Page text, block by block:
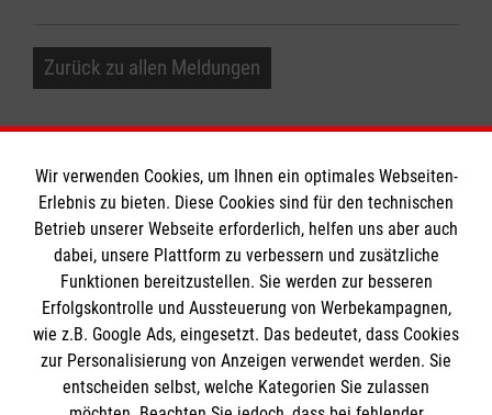
Zurück zu allen Meldungen
Informationen
Impressum
Datenschutz
Barrierefreiheit
Kontakt
Die Malteser
Wir verwenden Cookies, um Ihnen ein optimales Webseiten-
Erlebnis zu bieten. Diese Cookies sind für den technischen
Betrieb unserer Webseite erforderlich, helfen uns aber auch
dabei, unsere Plattform zu verbessern und zusätzliche
Funktionen bereitzustellen. Sie werden zur besseren
Erfolgskontrolle und Aussteuerung von Werbekampagnen,
wie z.B. Google Ads, eingesetzt. Das bedeutet, dass Cookies
zur Personalisierung von Anzeigen verwendet werden. Sie
entscheiden selbst, welche Kategorien Sie zulassen